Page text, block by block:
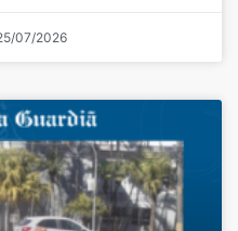
07/2026